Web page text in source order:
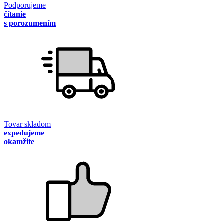
Podporujeme
čítanie
s porozumením
Tovar skladom
expedujeme
okamžite